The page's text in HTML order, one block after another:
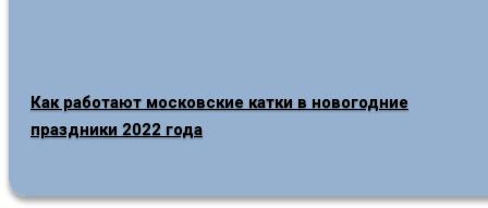
Как работают московские катки в новогодние
праздники 2022 года